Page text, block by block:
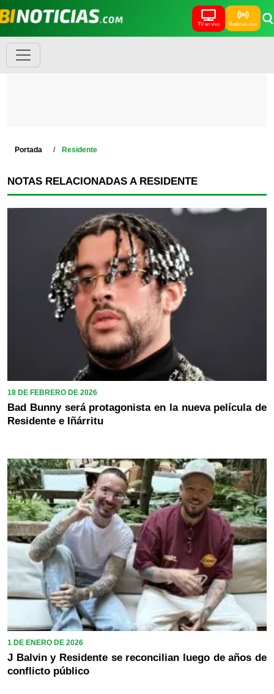
TV en vivo Radio en vivo
Portada Residente
NOTAS RELACIONADAS A RESIDENTE
18 DE FEBRERO DE 2026
Bad Bunny será protagonista en la nueva película de
Residente e Iñárritu
1 DE ENERO DE 2026
J Balvin y Residente se reconcilian luego de años de
conflicto público